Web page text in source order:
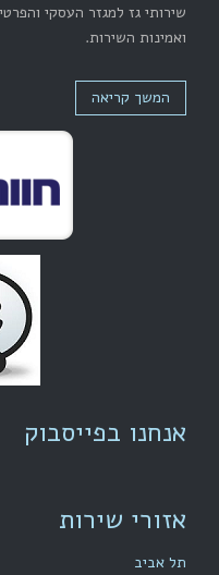
שירותי גז למגזר העסקי
ואמינות השירות.
המשך קריאה
אנחנו בפייסבוק
אזורי שירות
תל אביב